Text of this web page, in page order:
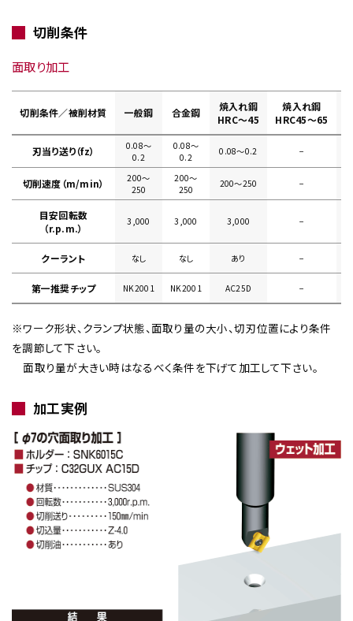
切削条件
面取り加工
切削条件／被削材質 一般鋼 合金鋼
焼入れ鋼
HRC～45
焼入れ鋼
HRC45～65
刃当り送り（fz）
0.08〜
0.2
0.08〜
0.2
0.08〜0.2 −
切削速度（m/min）
200〜
250
200〜
250
200〜250 −
目安回転数
（r.p.m.）
3,000 3,000 3,000 −
クーラント なし なし あり −
第一推奨チップ NK2001 NK2001 AC25D −
※ワーク形状、クランプ状態、面取り量の大小、切刃位置により条件
を調節して下さい。
面取り量が大きい時はなるべく条件を下げて加工して下さい。
加工実例